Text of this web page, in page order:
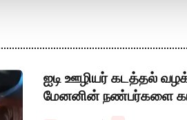
ஐடி ஊழியர் கடத்தல்
மேனனின் நண்பர்களை